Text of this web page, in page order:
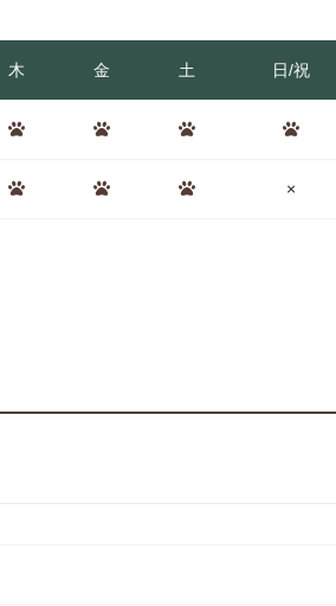
木 金 土 日/祝
×